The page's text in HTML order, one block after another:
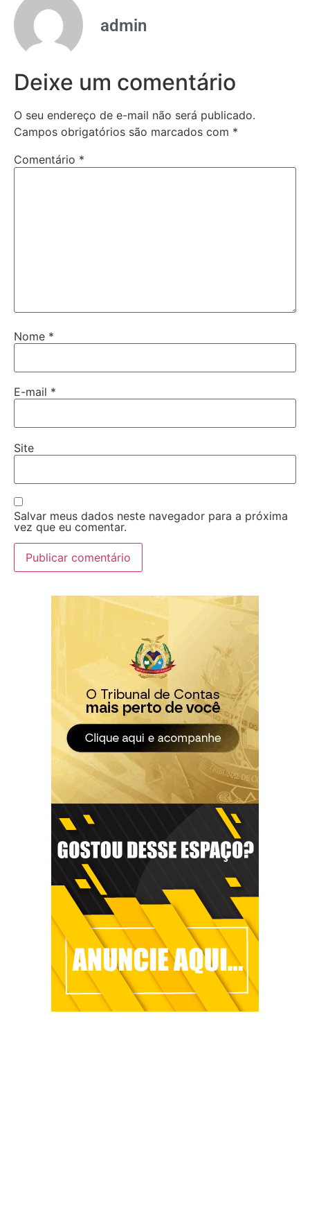
admin
Deixe um comentário
O seu endereço de e-mail não será publicado.
Campos obrigatórios são marcados com *
Comentário *
Nome *
E-mail *
Site
Salvar meus dados neste navegador para a próxima
vez que eu comentar.